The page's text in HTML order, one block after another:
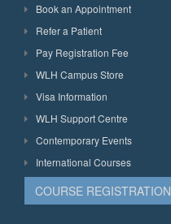
Book an Appointment
Refer a Patient
Pay Registration Fee
WLH Campus Store
Visa Information
WLH Support Centre
Contemporary Events
International Courses
COURSE REGISTRATION